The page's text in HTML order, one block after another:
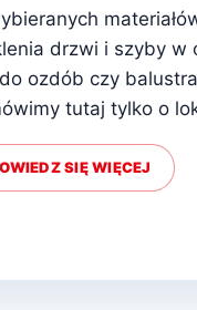
drzwi i szyby
ozdób czy
tutaj tylko o
SIĘ WIĘCEJ